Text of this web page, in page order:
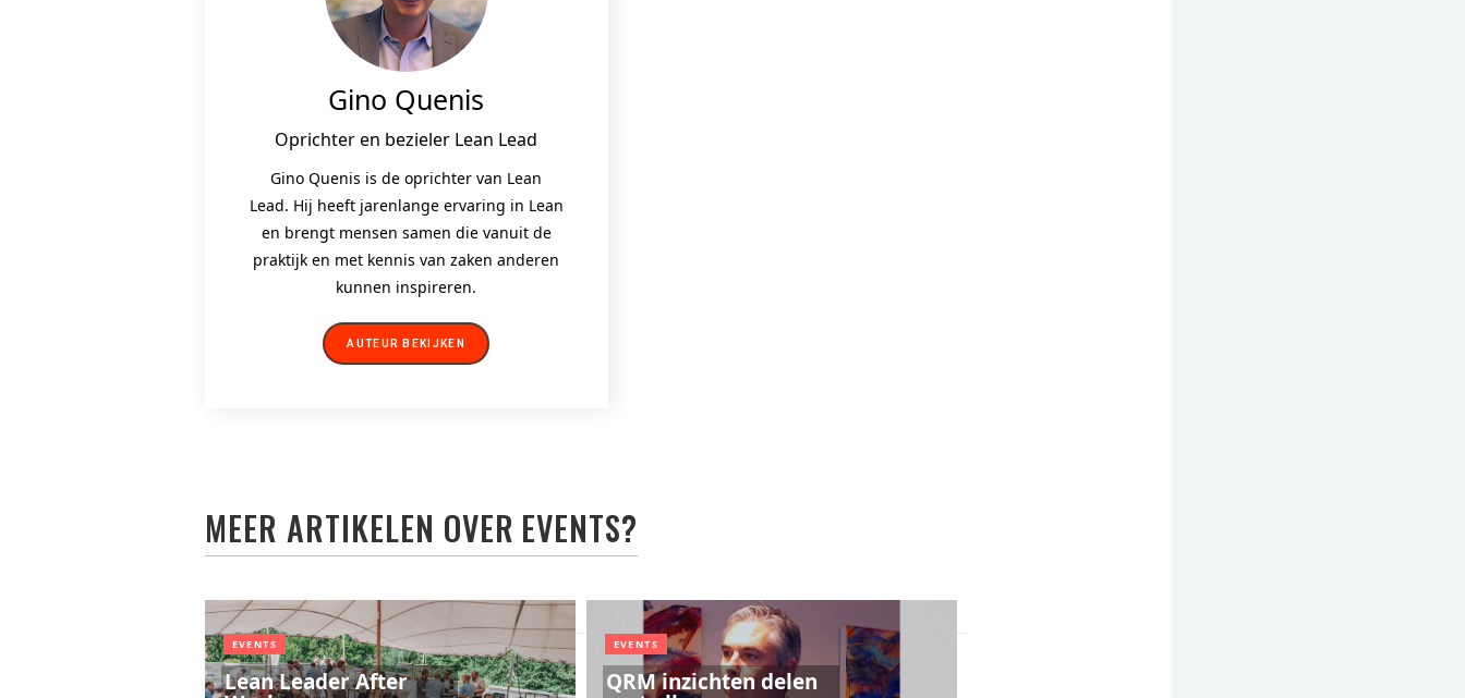
Gino Quenis
Oprichter en bezieler Lean Lead
Gino Quenis is de oprichter van Lean
Lead. Hij heeft jarenlange ervaring in Lean
en brengt mensen samen die vanuit de
praktijk en met kennis van zaken anderen
kunnen inspireren.
AUTEUR BEKIJKEN
MEER ARTIKELEN OVER EVENTS?
EVENTS
Lean Leader After
EVENTS
QRM inzichten delen